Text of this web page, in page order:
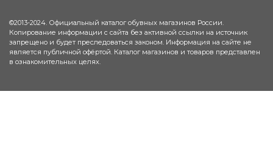
©2013-2024. Официальный каталог обувных магазинов России.
Копирование информации с сайта без активной ссылки на источник
запрещено и будет преследоваться законом. Информация на сайте не
является публичной офёртой. Каталог магазинов и товаров представлен
в ознакомительных целях.